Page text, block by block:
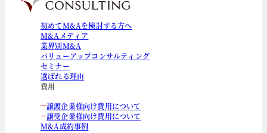
初めてM&Aを検討する方へ
M&Aメディア
業界別M&A
バリューアップコンサルティング
セミナー
選ばれる理由
費用
譲渡企業様向け費用について
譲受企業様向け費用について
M&A成約事例